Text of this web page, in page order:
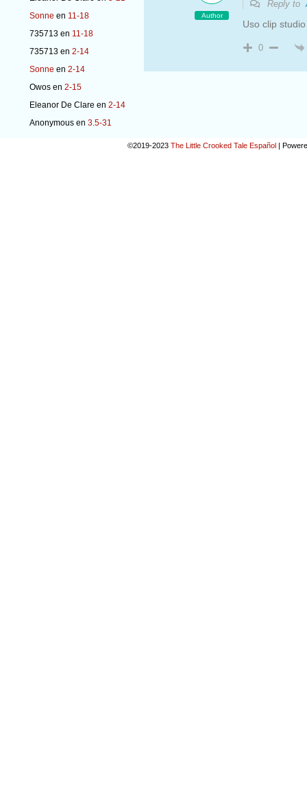
Sonne en 11-18
735713 en 11-18
735713 en 2-14
Sonne en 2-14
Owos en 2-15
Eleanor De Clare en 2-14
Anonymous en 3.5-31
Author
Reply to
Uso clip
0
©2019-2023 The Little Crooked Tale Español |